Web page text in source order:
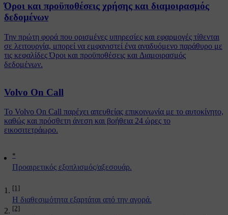
*
Προαιρετικός εξοπλισμός/αξεσουάρ.
[1]
Η διαθεσιμότητα εξαρτάται από την αγορά.
[2]
Όροι και προϋποθέσεις χρήσης και διαμοιρασμός
δεδομένων
Την πρώτη φορά που ορισμένες υπηρεσίες και εφαρμογές τίθενται
σε λειτουργία, μπορεί να εμφανιστεί ένα αναδυόμενο παράθυρο με
τις κεφαλίδες Όροι και προϋποθέσεις και Διαμοιρασμός
δεδομένων.
Volvo On Call
Το Volvo On Call παρέχει απευθείας επικοινωνία με το αυτοκίνητο,
καθώς και πρόσθετη άνεση και βοήθεια 24 ώρες το
εικοσιτετράωρο.